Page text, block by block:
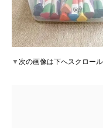
▼次の画像は下へスクロー